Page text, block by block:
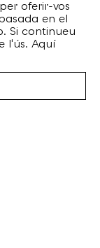
oferir-vos
en el
Si continueu
l'ús. Aquí